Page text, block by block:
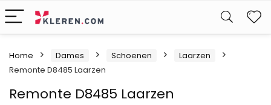
Home Dames Schoenen
Laarzen
Remonte D8485 Laarzen
Remonte D8485 Laarzen